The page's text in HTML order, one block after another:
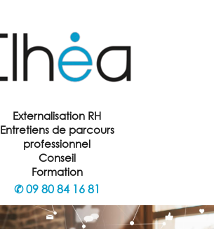
Externalisation RH
Entretiens de parcours
professionnel
Conseil
Formation
✆09 80 84 16 81